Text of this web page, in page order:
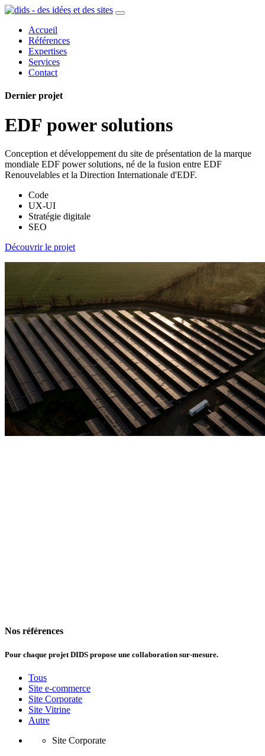
Accueil
Références
Expertises
Services
Contact
Dernier projet
EDF power solutions
Conception et développement du site de présentation de la marque
mondiale EDF power solutions, né de la fusion entre EDF
Renouvelables et la Direction Internationale d'EDF.
Code
UX-UI
Stratégie digitale
SEO
Découvrir le projet
Nos références
Pour chaque projet DIDS propose une collaboration sur-mesure.
Tous
Site e-commerce
Site Corporate
Site Vitrine
Autre
Site Corporate